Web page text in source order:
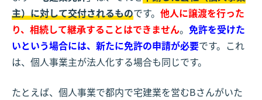
主）に対して交付されるものです。 他人に譲渡を行った
り、相続して継承することはできません。 免許を受けた
いという場合には、新たに免許の申請が必要です。これ
は、個人事業主が法人化する場合も同じです。
たとえば、個人事業で都内で宅建業を営むBさんがいた